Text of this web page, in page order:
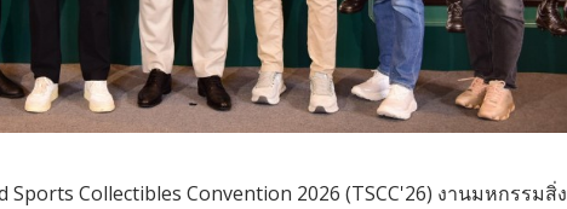
Collectibles Convention 2026 (TSCC'26) งานมหกรรมสิ่ง